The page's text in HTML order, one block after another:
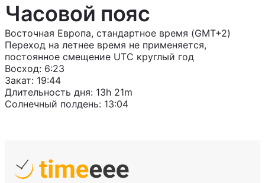
Часовой пояс
Восточная Европа, стандартное время (GMT+2)
Переход на летнее время не применяется,
постоянное смещение UTC круглый год
Восход: 6:23
Закат: 19:44
Длительность дня: 13h 21m
Солнечный полдень: 13:04